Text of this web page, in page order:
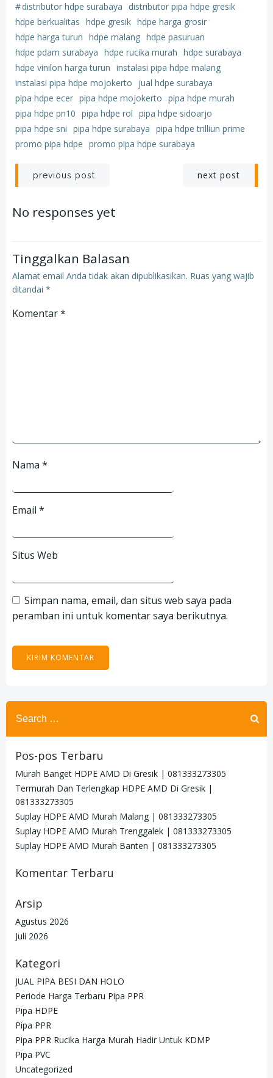
#distributor hdpe surabaya
distributor pipa hdpe gresik
hdpe berkualitas hdpe gresik hdpe harga grosir
hdpe harga turun hdpe malang hdpe pasuruan
hdpe pdam surabaya hdpe rucika murah hdpe surabaya
hdpe vinilon harga turun instalasi pipa hdpe malang
instalasi pipa hdpe mojokerto
jual hdpe surabaya
pipa hdpe ecer pipa hdpe mojokerto pipa hdpe murah
pipa hdpe pn10 pipa hdpe rol pipa hdpe sidoarjo
pipa hdpe sni pipa hdpe surabaya pipa hdpe trilliun prime
promo pipa hdpe promo pipa hdpe surabaya
Post
navigation
previous post next post
No responses yet
Tinggalkan Balasan
Alamat email Anda tidak akan dipublikasikan. Ruas yang wajib
ditandai *
Komentar*
Nama *
Email *
Situs Web
Simpan nama, email, dan situs web saya pada
peramban ini untuk komentar saya berikutnya.
Search
for:
Pos-pos Terbaru
Murah Banget HDPE AMD Di Gresik | 081333273305
Termurah Dan Terlengkap HDPE AMD Di Gresik |
081333273305
Suplay HDPE AMD Murah Malang | 081333273305
Suplay HDPE AMD Murah Trenggalek | 081333273305
Suplay HDPE AMD Murah Banten | 081333273305
Komentar Terbaru
Arsip
Agustus 2026
Juli 2026
Kategori
JUAL PIPA BESI DAN HOLO
Periode Harga Terbaru Pipa PPR
Pipa HDPE
Pipa PPR
Pipa PPR Rucika Harga Murah Hadir Untuk KDMP
Pipa PVC
Uncategorized